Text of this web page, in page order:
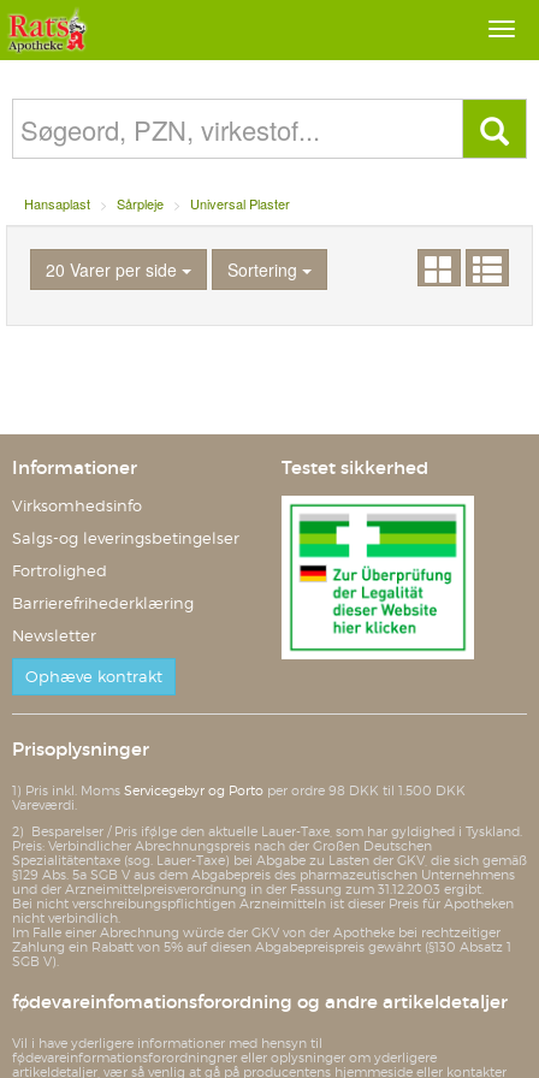
Hansaplast Sårpleje Universal Plaster
20 Varer per side Sortering
Informationer
Virksomhedsinfo
Salgs-og leveringsbetingelser
Fortrolighed
Barrierefrihederklæring
Newsletter
Ophæve kontrakt
Testet sikkerhed
Prisoplysninger
1) Pris inkl. Moms Servicegebyr og Porto per ordre 98 DKK til 1.500 DKK
Vareværdi.
2) Besparelser / Pris ifølge den aktuelle Lauer-Taxe, som har gyldighed i Tyskland.
Preis: Verbindlicher Abrechnungspreis nach der Großen Deutschen
Spezialitätentaxe (sog. Lauer-Taxe) bei Abgabe zu Lasten der GKV, die sich gemäß
§129 Abs. 5a SGB V aus dem Abgabepreis des pharmazeutischen Unternehmens
und der Arzneimittelpreisverordnung in der Fassung zum 31.12.2003 ergibt.
Bei nicht verschreibungspflichtigen Arzneimitteln ist dieser Preis für Apotheken
nicht verbindlich.
Im Falle einer Abrechnung würde der GKV von der Apotheke bei rechtzeitiger
Zahlung ein Rabatt von 5% auf diesen Abgabepreispreis gewährt (§130 Absatz 1
SGB V).
fødevareinfomationsforordning og andre artikeldetaljer
Vil i have yderligere informationer med hensyn til
fødevareinformationsforordningner eller oplysninger om yderligere
artikeldetaljer, vær så venlig at gå på producentens hjemmeside eller kontakter